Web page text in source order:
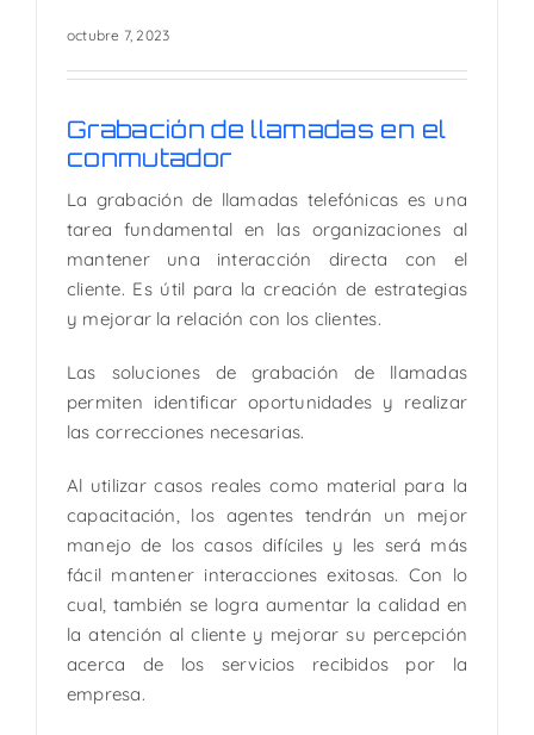
octubre 7, 2023
Grabación de llamadas en el
conmutador
La grabación de llamadas telefónicas es una
tarea fundamental en las organizaciones al
mantener una interacción directa con el
cliente. Es útil para la creación de estrategias
y mejorar la relación con los clientes.
Las soluciones de grabación de llamadas
permiten identificar oportunidades y realizar
las correcciones necesarias.
Al utilizar casos reales como material para la
capacitación, los agentes tendrán un mejor
manejo de los casos difíciles y les será más
fácil mantener interacciones exitosas. Con lo
cual, también se logra aumentar la calidad en
la atención al cliente y mejorar su percepción
acerca de los servicios recibidos por la
empresa.